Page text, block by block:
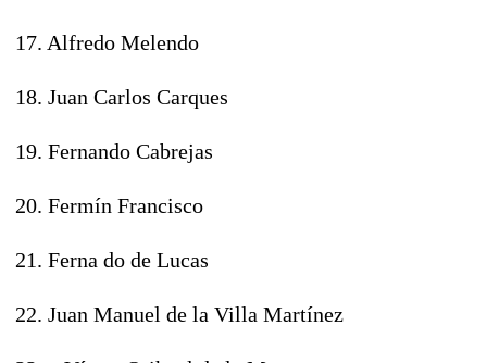
17. Alfredo Melendo
18. Juan Carlos Carques
19. Fernando Cabrejas
20. Fermín Francisco
21. Ferna do de Lucas
22. Juan Manuel de la Villa Martínez